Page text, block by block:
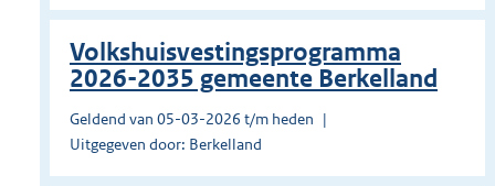
Volkshuisvestingsprogramma
2026-2035 gemeente Berkelland
Geldend van 05-03-2026 t/m heden
Uitgegeven door: Berkelland